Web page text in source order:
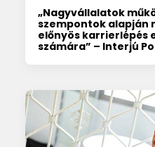
„Nagyvállalatok
szempontok alapján
előnyös karrierlépés
számára” – Interjú